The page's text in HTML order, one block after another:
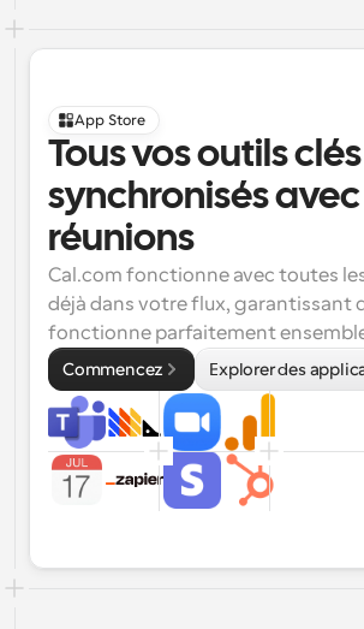
App Store
Tous vos outils clés
synchronisés avec
réunions
Cal.com fonctionne avec toutes
déjà dans votre flux, garantissant
fonctionne parfaitement
Commencez Explorer des